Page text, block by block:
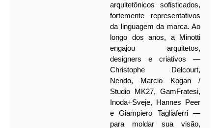
arquitetônicos sofisticados,
fortemente representativos
da linguagem da marca. Ao
longo dos anos, a Minotti
engajou arquitetos,
designers e criativos —
Christophe Delcourt,
Nendo, Marcio Kogan /
Studio MK27, GamFratesi,
Inoda+Sveje, Hannes Peer
e Giampiero Tagliaferri —
para moldar sua visão,